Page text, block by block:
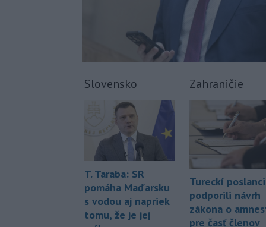
Slovensko
T. Taraba: SR
pomáha Maďarsku
s vodou aj napriek
tomu, že je jej
Zahraničie
Tureckí poslanci
podporili návrh
zákona o
pre časť členov